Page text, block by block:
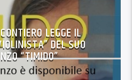
LEGGE IL
DEL SUO
“TIMIDO”